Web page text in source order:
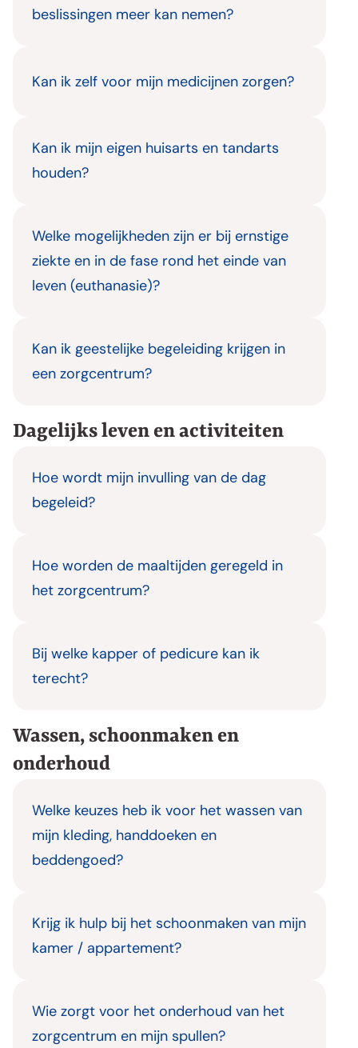
beslissingen meer kan nemen?
Kan ik zelf voor mijn medicijnen zorgen?
Kan ik mijn eigen huisarts en tandarts
houden?
Welke mogelijkheden zijn er bij ernstige
ziekte en in de fase rond het einde van
leven (euthanasie)?
Kan ik geestelijke begeleiding krijgen in
een zorgcentrum?
Dagelijks leven en activiteiten
Hoe wordt mijn invulling van de dag
begeleid?
Hoe worden de maaltijden geregeld in
het zorgcentrum?
Bij welke kapper of pedicure kan ik
terecht?
Wassen, schoonmaken en
onderhoud
Welke keuzes heb ik voor het wassen van
mijn kleding, handdoeken en
beddengoed?
Krijg ik hulp bij het schoonmaken van mijn
kamer / appartement?
Wie zorgt voor het onderhoud van het
zorgcentrum en mijn spullen?